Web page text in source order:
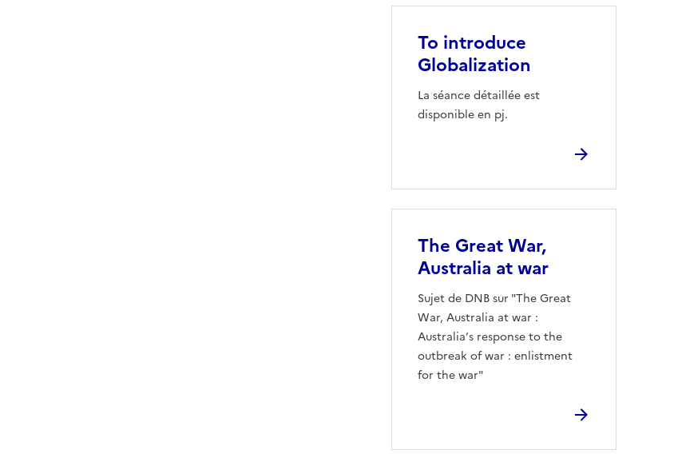
To introduce
Globalization
La séance détaillée est
disponible en pj.
The Great War,
Australia at war
Sujet de DNB sur "The Great
War, Australia at war :
Australia’s response to the
outbreak of war : enlistment
for the war"